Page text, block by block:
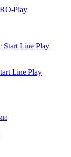
Play
Line Play